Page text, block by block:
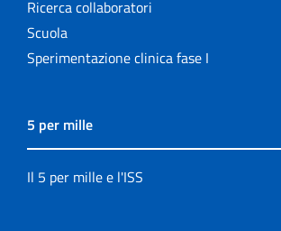
Ricerca collaboratori
Scuola
Sperimentazione clinica fase I
5 per mille
Il 5 per mille e l'ISS